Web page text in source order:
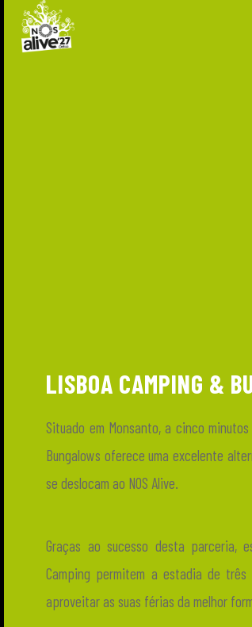
LISBOA CAMPING &
Situado em Monsanto, a cinco
Bungalows oferece uma excelente
se deslocam ao NOS Alive.
Graças ao sucesso desta parceria,
Camping permitem a estadia de
aproveitar as suas férias da melhor